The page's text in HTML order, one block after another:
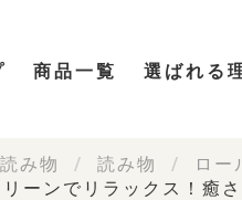
商品一覧 選ばれる
み物 読み物
ロー
ーンでリラックス！癒